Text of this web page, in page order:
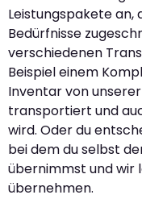
Leistungspakete an,
Bedürfnisse
verschiedenen
Beispiel einem
Inventar von
transportiert und
wird. Oder du
bei dem du selbst
übernimmst und wir
übernehmen.